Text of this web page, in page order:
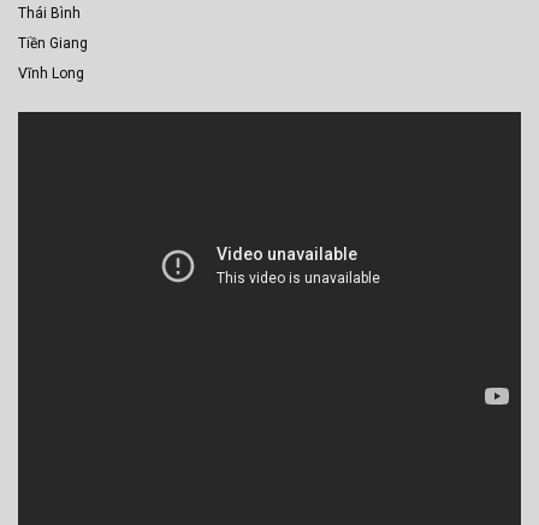
Thái Bình
Tiền Giang
Vĩnh Long